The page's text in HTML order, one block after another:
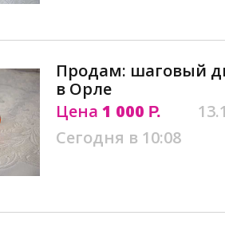
Продам: шаговый
в Орле
Цена 1 000 Р.
Сегодня в 10:08